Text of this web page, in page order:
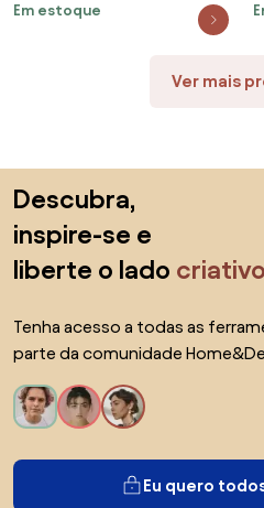
Nogueira (PU) Preto G56 - Gran
Em estoque
Ver mais
Descubra,
inspire-se e
liberte o lado criativo
Tenha acesso a todas as
parte da comunidade
Eu quero